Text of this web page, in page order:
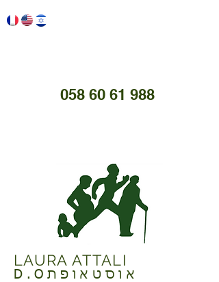
058 60 61 988
LAURA ATTALI
D.Oאוסטאופת